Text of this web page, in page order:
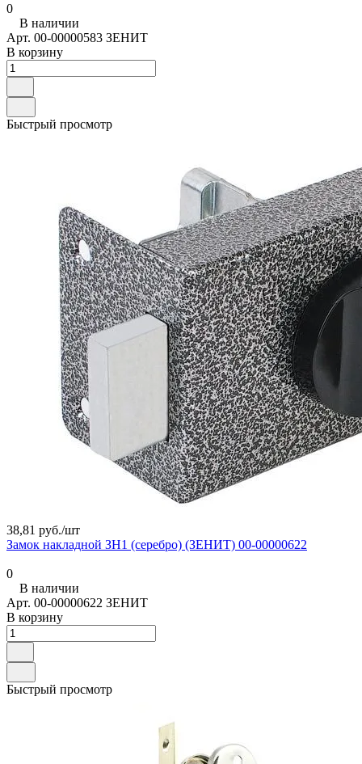
0
В наличии
Арт. 00-00000583 ЗЕНИТ
В корзину
Быстрый просмотр
38,81 руб./шт
Замок накладной ЗН1 (серебро) (ЗЕНИТ) 00-00000622
0
В наличии
Арт. 00-00000622 ЗЕНИТ
В корзину
Быстрый просмотр